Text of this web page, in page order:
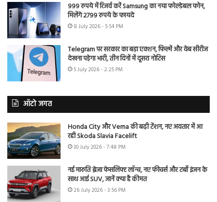
999 रुपये में रिजर्व करें Samsung का नया फोल्डेबल फोन,
मिलेंगे 2799 रुपये के फायदे
8 July 2026 - 5:54 PM
Telegram पर सरकार का बड़ा एक्शन, फिल्में और वेब सीरीज
देखना पड़ेगा भारी, तीन दिनों में दूसरा नोटिस
5 July 2026 - 2:25 PM
ऑटो जगत
Honda City और Verna की बढ़ी टेंशन, नए अवतार में आ
रही Skoda Slavia Facelift
30 July 2026 - 7:48 PM
नई मारुति ब्रेजा फेसलिफ्ट लॉन्च, नए फीचर्स और टर्बो इंजन के
साथ आई SUV, जानें क्या है कीमत
26 July 2026 - 3:56 PM